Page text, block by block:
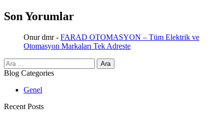
Son Yorumlar
Onur dmr- FARAD OTOMASYON – Tüm Elektrik ve
Otomasyon Markaları Tek Adreste
Arama:
Blog Categories
Genel
Recent Posts